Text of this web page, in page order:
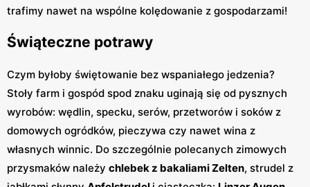
trafimy nawet na wspólne kolędowanie z gospodarzami!
Świąteczne potrawy
Czym byłoby świętowanie bez wspaniałego jedzenia?
Stoły farm i gospód spod znaku uginają się od pysznych
wyrobów: wędlin, specku, serów, przetworów i soków z
domowych ogródków, pieczywa czy nawet wina z
własnych winnic. Do szczególnie polecanych zimowych
przysmaków należy chlebek z bakaliami Zelten, strudel z